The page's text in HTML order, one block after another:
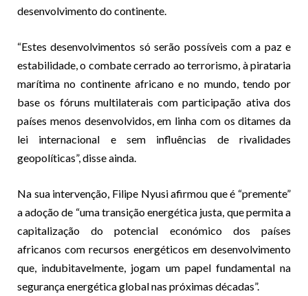
desenvolvimento do continente.
“Estes desenvolvimentos só serão possíveis com a paz e
estabilidade, o combate cerrado ao terrorismo, à pirataria
marítima no continente africano e no mundo, tendo por
base os fóruns multilaterais com participação ativa dos
países menos desenvolvidos, em linha com os ditames da
lei internacional e sem influências de rivalidades
geopolíticas”, disse ainda.
Na sua intervenção, Filipe Nyusi afirmou que é “premente”
a adoção de “uma transição energética justa, que permita a
capitalização do potencial económico dos países
africanos com recursos energéticos em desenvolvimento
que, indubitavelmente, jogam um papel fundamental na
segurança energética global nas próximas décadas”.